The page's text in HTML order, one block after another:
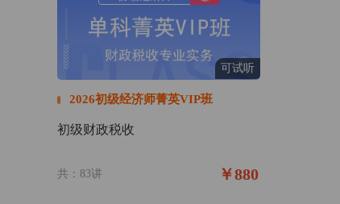
可试听
2026初级经济师菁英VIP班
初级财政税收
共：83讲 ￥880